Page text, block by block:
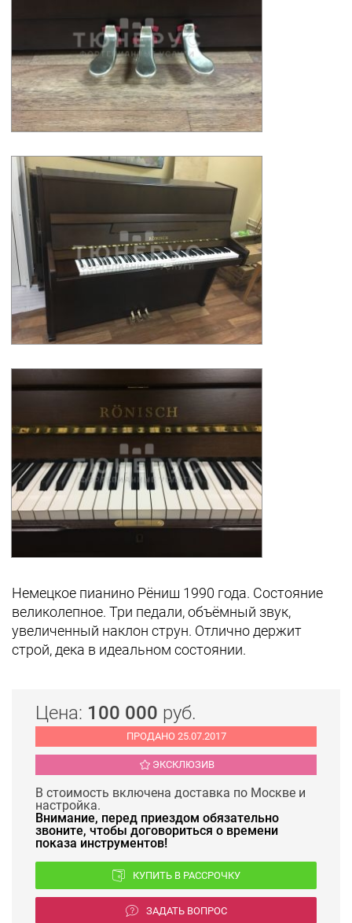
Немецкое пианино Рёниш 1990 года. Состояние
великолепное. Три педали, объёмный звук,
увеличенный наклон струн. Отлично держит
строй, дека в идеальном состоянии.
Цена: 100 000 руб.
ПРОДАНО 25.07.2017
ЭКСКЛЮЗИВ
В стоимость включена доставка по Москве и
настройка.
Внимание, перед приездом обязательно
звоните, чтобы договориться о времени
показа инструментов!
КУПИТЬ В РАССРОЧКУ
ЗАДАТЬ ВОПРОС